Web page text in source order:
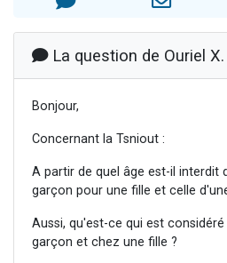
La question de Ouriel X.
Bonjour,
Concernant la Tsniout :
A partir de quel âge est-il interdit
garçon pour une fille et celle
Aussi, qu'est-ce qui est
garçon et chez une fille ?